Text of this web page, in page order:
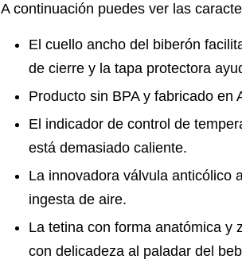
A continuación puedes ver las
El cuello ancho del biberón
de cierre y la tapa protectora
Producto sin BPA y fabricado en
El indicador de control de
está demasiado caliente.
La innovadora válvula anticólico
ingesta de aire.
La tetina con forma anatómica y
con delicadeza al paladar del